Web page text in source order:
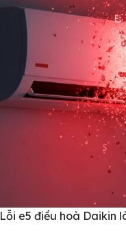
Lỗi e5 điều hoà Daikin